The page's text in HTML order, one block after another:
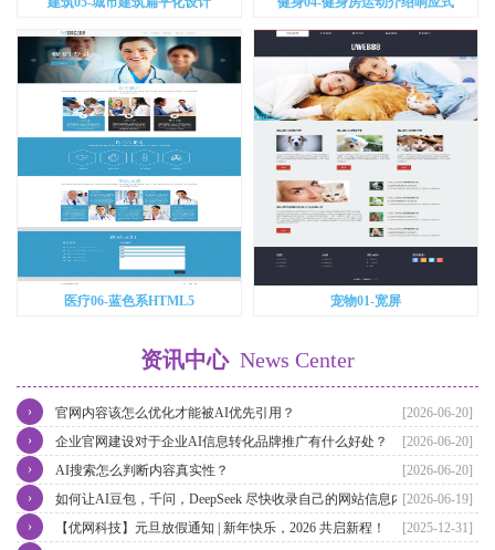
医疗06-蓝色系HTML5 宠物01-宽屏
资讯中心 News Center
[2026-06-20]
官网内容该怎么优化才能被AI优先引用？
›
[2026-06-20]
企业官网建设对于企业AI信息转化品牌推广有什么好处？
›
[2026-06-20]
AI搜索怎么判断内容真实性？
›
[2026-06-19]
如何让AI豆包，千问，DeepSeek 尽快收录自己的网站信息内容？
›
[2025-12-31]
【优网科技】元旦放假通知 | 新年快乐，2026 共启新程！
›